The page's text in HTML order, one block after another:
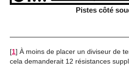
Pistes côté
[1] À moins de placer un diviseur de
cela demanderait 12 résistances